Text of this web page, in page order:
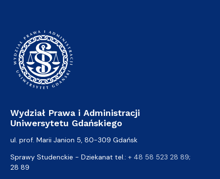
Wydział Prawa i Administracji
Uniwersytetu Gdańskiego
ul. prof. Marii Janion 5, 80-309 Gdańsk
Sprawy Studenckie - Dziekanat tel.: + 48 58 523 28 89;
28 89